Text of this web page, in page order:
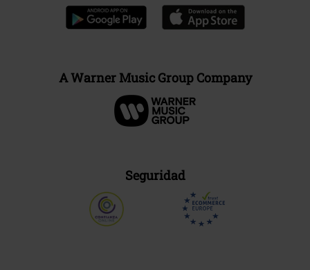
A Warner Music Group Company
Seguridad